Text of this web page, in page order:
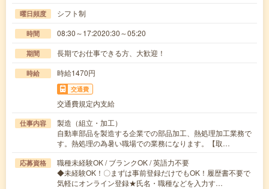
曜日頻度 シフト制
時間 08:30～17:2020:30～05:20
期間 長期でお仕事できる方、大歓迎！
時給 時給1470円
交通費
交通費規定内支給
仕事内容
製造（組立・加工）
自動車部品を製造する企業での部品加工、熱処理加工業務で
す。熱処理の為暑い職場での業務になります。【取…
応募資格
職種未経験OK / ブランクOK / 英語力不要
◆未経験OK！〇まずは事前登録だけでもOK！履歴書不要で
気軽にオンライン登録★氏名・職種などを入力す…